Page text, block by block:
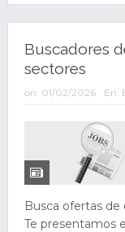
Buscadores
sectores
on: 01/02/2026 En:
Busca ofertas
Te presentamos